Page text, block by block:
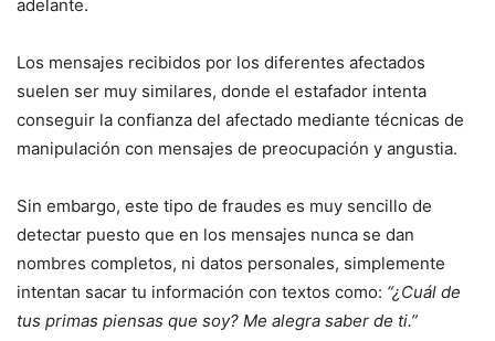
adelante.
Los mensajes recibidos por los diferentes afectados
suelen ser muy similares, donde el estafador intenta
conseguir la confianza del afectado mediante técnicas de
manipulación con mensajes de preocupación y angustia.
Sin embargo, este tipo de fraudes es muy sencillo de
detectar puesto que en los mensajes nunca se dan
nombres completos, ni datos personales, simplemente
intentan sacar tu información con textos como: “¿Cuál de
tus primas piensas que soy? Me alegra saber de ti.”